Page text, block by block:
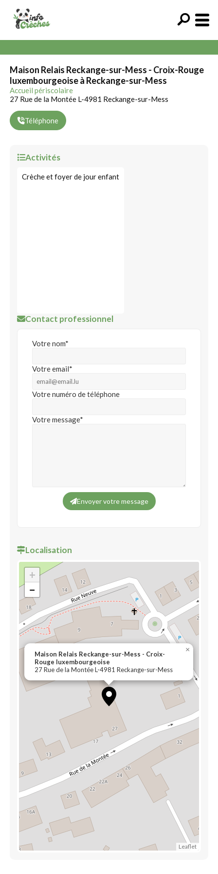
Maison Relais Reckange-sur-Mess - Croix-Rouge
luxembourgeoise à Reckange-sur-Mess
Accueil périscolaire
27 Rue de la Montée L-4981 Reckange-sur-Mess
Téléphone
Activités
Crèche et foyer de jour enfant
Contact professionnel
Votre nom*
Votre email*
Votre numéro de téléphone
Votre message*
Envoyer votre message
Localisation
Maison Relais Reckange-sur-Mess - Croix-
Rouge luxembourgeoise
27 Rue de la Montée L-4981 Reckange-sur-Mess
×
+
−
Leaflet